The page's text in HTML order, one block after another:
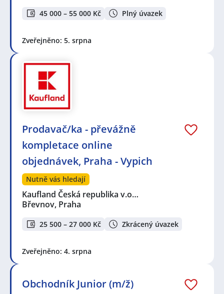
45 000 – 55 000 Kč Plný úvazek
Zveřejněno: 5. srpna
Prodavač/ka - převážně
kompletace online
objednávek, Praha - Vypich
Nutně vás hledají
Kaufland Česká republika v.o…
Břevnov, Praha
25 500 – 27 000 Kč Zkrácený úvazek
Zveřejněno: 4. srpna
Obchodník Junior (m/ž)